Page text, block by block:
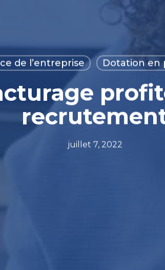
de l’entreprise Dotation en
juillet 7, 2022